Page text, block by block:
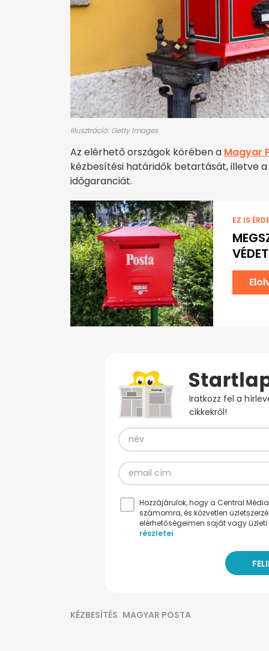
Illusztráció: Getty Images
Az elérhető országok körében a Magyar
kézbesítési határidők betartását, illetve
időgaranciát.
EZ IS
Iratkozz fel a
cikkekről!
Hozzájárulok, hogy a Central
számomra, és közvetlen
elérhetőségeimen saját vagy
részletei
KÉZBESÍTÉS MAGYAR POSTA